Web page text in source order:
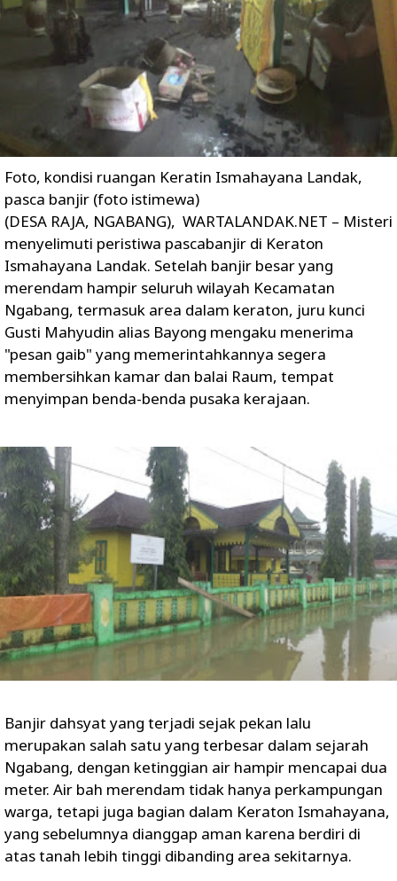
Foto, kondisi ruangan Keratin Ismahayana Landak,
pasca banjir (foto istimewa)
(DESA RAJA, NGABANG), WARTALANDAK.NET – Misteri
menyelimuti peristiwa pascabanjir di Keraton
Ismahayana Landak. Setelah banjir besar yang
merendam hampir seluruh wilayah Kecamatan
Ngabang, termasuk area dalam keraton, juru kunci
Gusti Mahyudin alias Bayong mengaku menerima
"pesan gaib" yang memerintahkannya segera
membersihkan kamar dan balai Raum, tempat
menyimpan benda-benda pusaka kerajaan.
Banjir dahsyat yang terjadi sejak pekan lalu
merupakan salah satu yang terbesar dalam sejarah
Ngabang, dengan ketinggian air hampir mencapai dua
meter. Air bah merendam tidak hanya perkampungan
warga, tetapi juga bagian dalam Keraton Ismahayana,
yang sebelumnya dianggap aman karena berdiri di
atas tanah lebih tinggi dibanding area sekitarnya.